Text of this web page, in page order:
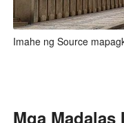
Imahe ng Source
Mga